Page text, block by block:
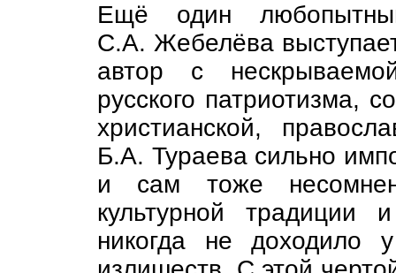
Ещё один
С.А. Жебелёва
автор с
русского патриотизма,
христианской,
Б.А. Тураева сильно
и сам тоже
культурной традиции
никогда не доходило